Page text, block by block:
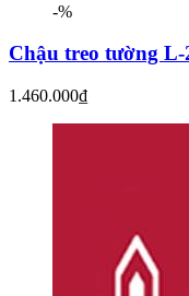
-%
Chậu treo tường
1.460.000₫